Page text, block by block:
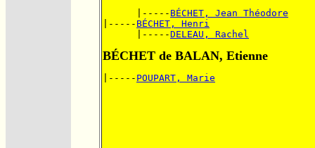
      |-----
BÉCHET, Jean Théodore
|----- BÉCHET, Henri
      |-----
DELEAU, Rachel
BÉCHET de BALAN, Etienne
|----- POUPART, Marie